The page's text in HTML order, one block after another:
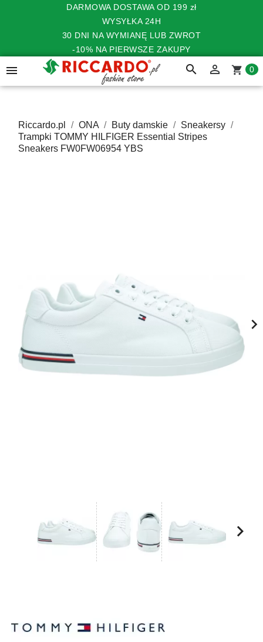
DARMOWA DOSTAWA OD 199 zł
WYSYŁKA 24H
30 DNI NA WYMIANĘ LUB ZWROT
-10% NA PIERWSZE ZAKUPY
 search  shopping_cart 0
Riccardo.pl ONA Buty damskie
Sneakersy
Trampki TOMMY HILFIGER Essential Stripes
Sneakers FW0FW06954 YBS
